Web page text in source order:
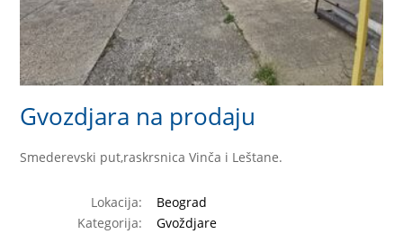
Gvozdjara na prodaju
Smederevski put,raskrsnica Vinča i Leštane.
Lokacija:
Beograd
Kategorija:
Gvoždjare